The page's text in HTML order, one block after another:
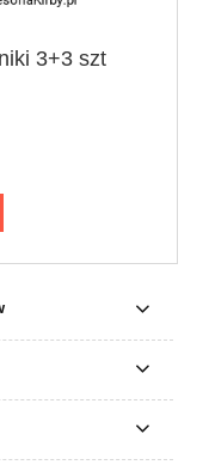
3+3 szt